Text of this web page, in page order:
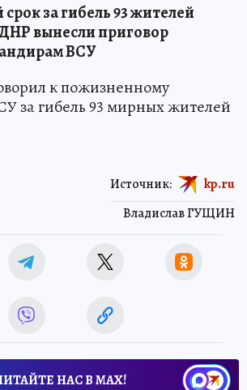
за гибель 93 жителей
вынесли приговор
ВСУ
к пожизненному
за гибель 93 мирных жителей
Владислав ГУЩИН
Источник: kp.ru
НАС В МАХ!